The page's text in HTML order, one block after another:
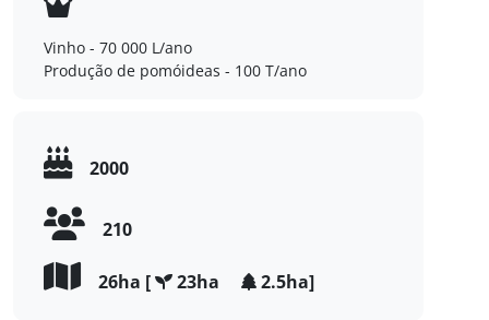
Vinho - 70 000 L/ano
Produção de pomóideas - 100 T/ano
2000
210
26ha [ 23ha 2.5ha]